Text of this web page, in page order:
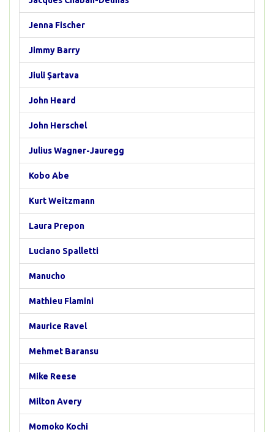
Jenna Fischer
Jimmy Barry
Jiuli Şartava
John Heard
John Herschel
Julius Wagner-Jauregg
Kobo Abe
Kurt Weitzmann
Laura Prepon
Luciano Spalletti
Manucho
Mathieu Flamini
Maurice Ravel
Mehmet Baransu
Mike Reese
Milton Avery
Momoko Kochi